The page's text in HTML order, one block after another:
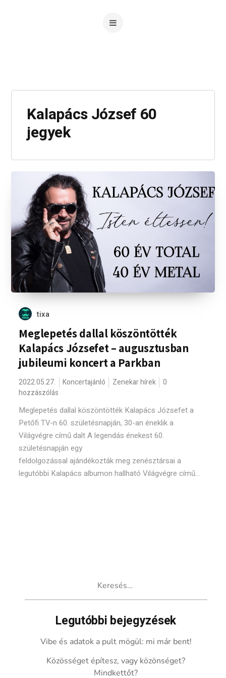
Kalapács József 60
jegyek
tixa
Meglepetés dallal köszöntötték
Kalapács Józsefet – augusztusban
jubileumi koncert a Parkban
2022.05.27. Koncertajánló Zenekar hírek
0
hozzászólás
Meglepetés dallal köszöntötték Kalapács Józsefet a
Petőfi TV-n 60. születésnapján, 30-an éneklik a
Világvégre című dalt A legendás énekest 60.
születésnapján egy
feldolgozással ajándékozták meg zenésztársai a
legutóbbi Kalapács albumon hallható Világvégre című...
Legutóbbi bejegyzések
Vibe és adatok a pult mögül: mi már bent!
Közösséget építesz, vagy közönséget?
Mindkettőt?